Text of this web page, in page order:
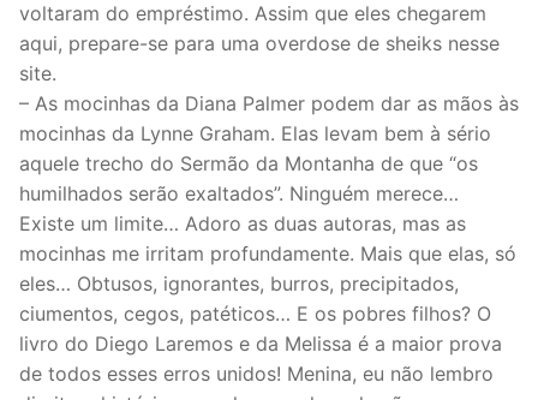
voltaram do empréstimo. Assim que eles chegarem
aqui, prepare-se para uma overdose de sheiks nesse
site.
– As mocinhas da Diana Palmer podem dar as mãos às
mocinhas da Lynne Graham. Elas levam bem à sério
aquele trecho do Sermão da Montanha de que “os
humilhados serão exaltados”. Ninguém merece…
Existe um limite… Adoro as duas autoras, mas as
mocinhas me irritam profundamente. Mais que elas, só
eles… Obtusos, ignorantes, burros, precipitados,
ciumentos, cegos, patéticos… E os pobres filhos? O
livro do Diego Laremos e da Melissa é a maior prova
de todos esses erros unidos! Menina, eu não lembro